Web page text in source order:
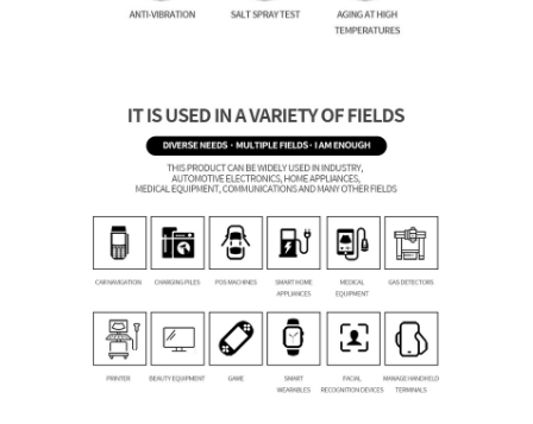
Sobre nós
Controle de qualidade
Contacte-nos
Notícias
Casos
Solicite um orçamento